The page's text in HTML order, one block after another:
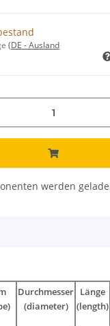
(DE - Ausland
werden
Durchmesser
(diameter)
Länge
(length)